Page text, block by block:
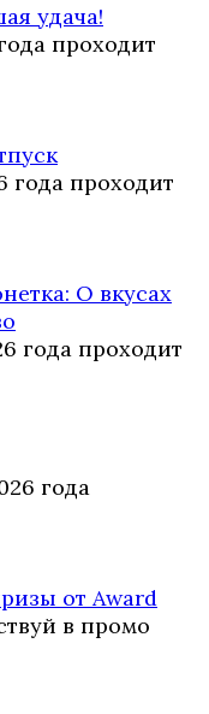
удача!
проходит
года проходит
О вкусах
года проходит
года
от Award
в промо